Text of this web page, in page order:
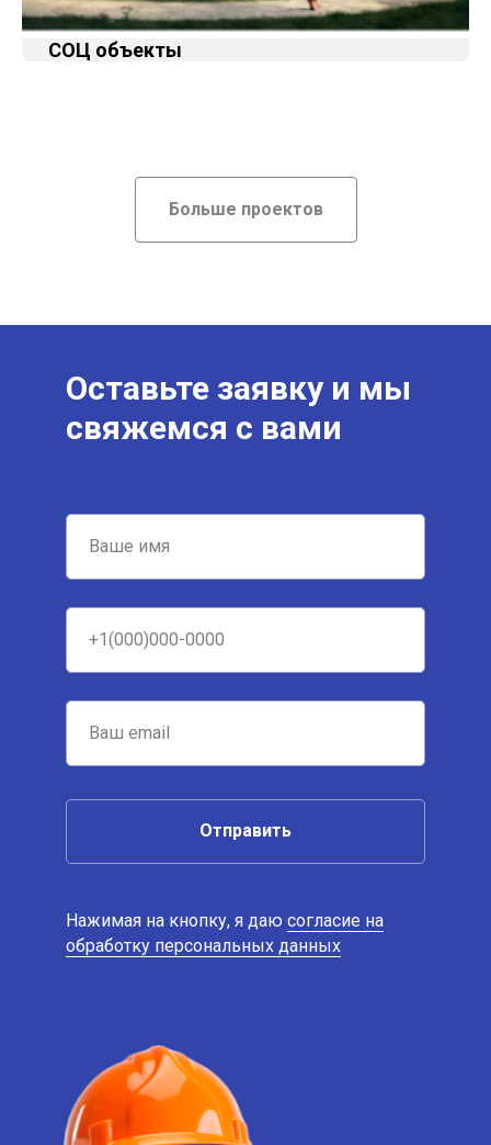
СОЦ объекты
Больше проектов
Оставьте заявку и мы
свяжемся с вами
Отправить
Нажимая на кнопку, я даю согласие на
обработку персональных данных